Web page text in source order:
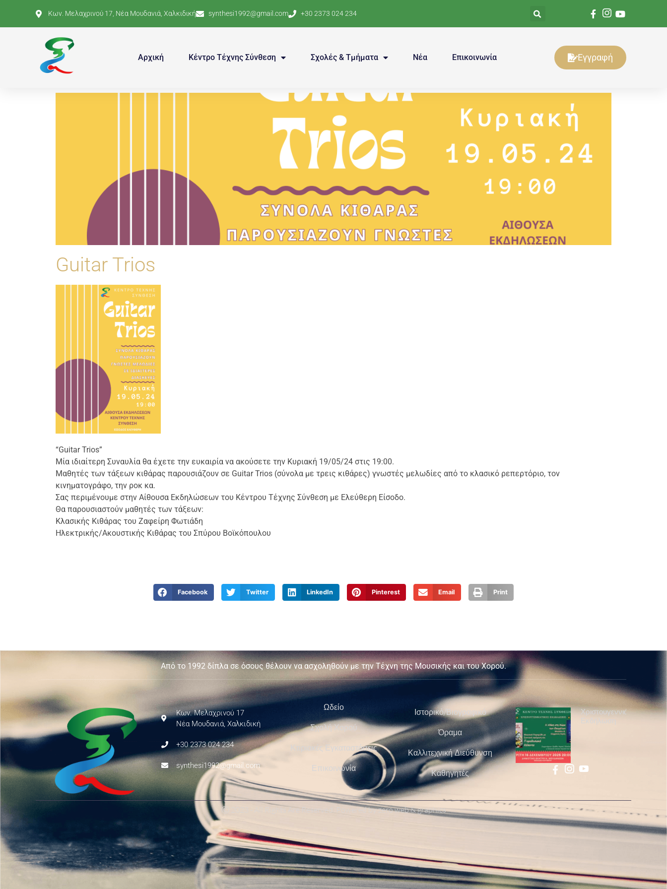
Κων. Μελαχρινού 17, Νέα Μουδανιά, Χαλκιδική synthesi1992@gmail.com +30 2373 024 234
Αρχική Κέντρο Τέχνης Σύνθεση Σχολές & Τμήματα Νέα Επικοινωνία Εγγραφή
Guitar Trios
“Guitar Trios”
Μία ιδιαίτερη Συναυλία θα έχετε την ευκαιρία να ακούσετε την Κυριακή 19/05/24 στις 19:00.
Μαθητές των τάξεων κιθάρας παρουσιάζουν σε Guitar Trios (σύνολα με τρεις κιθάρες) γνωστές μελωδίες από το κλασικό ρεπερτόριο, τον
κινηματογράφο, την ροκ κα.
Σας περιμένουμε στην Αίθουσα Εκδηλώσεων του Κέντρου Τέχνης Σύνθεση με Ελεύθερη Είσοδο.
Θα παρουσιαστούν μαθητές των τάξεων:
Κλασικής Κιθάρας του Ζαφείρη Φωτιάδη
Ηλεκτρικής/Ακουστικής Κιθάρας του Σπύρου Βοϊκόπουλου
Facebook Twitter LinkedIn Pinterest Email Print
Από το 1992 δίπλα σε όσους θέλουν να ασχοληθούν με την Τέχνη της Μουσικής και του Χορού.
Κων. Μελαχρινού 17
Νέα Μουδανιά, Χαλκιδική
+30 2373 024 234
synthesi1992@gmail.com
Ωδείο
Σχολή Χορού
Κτιριακές Εγκαταστάσεις
Επικοινωνία
Ιστορικό/Βιογραφικό
Όραμα
Καλλιτεχνική Διεύθυνση
Καθηγητές
Χριστουγεννιάτικη
Εκδήλωση
Ⓒ 2023 - All Rights Are Reserved. Powered byzero web & graphics